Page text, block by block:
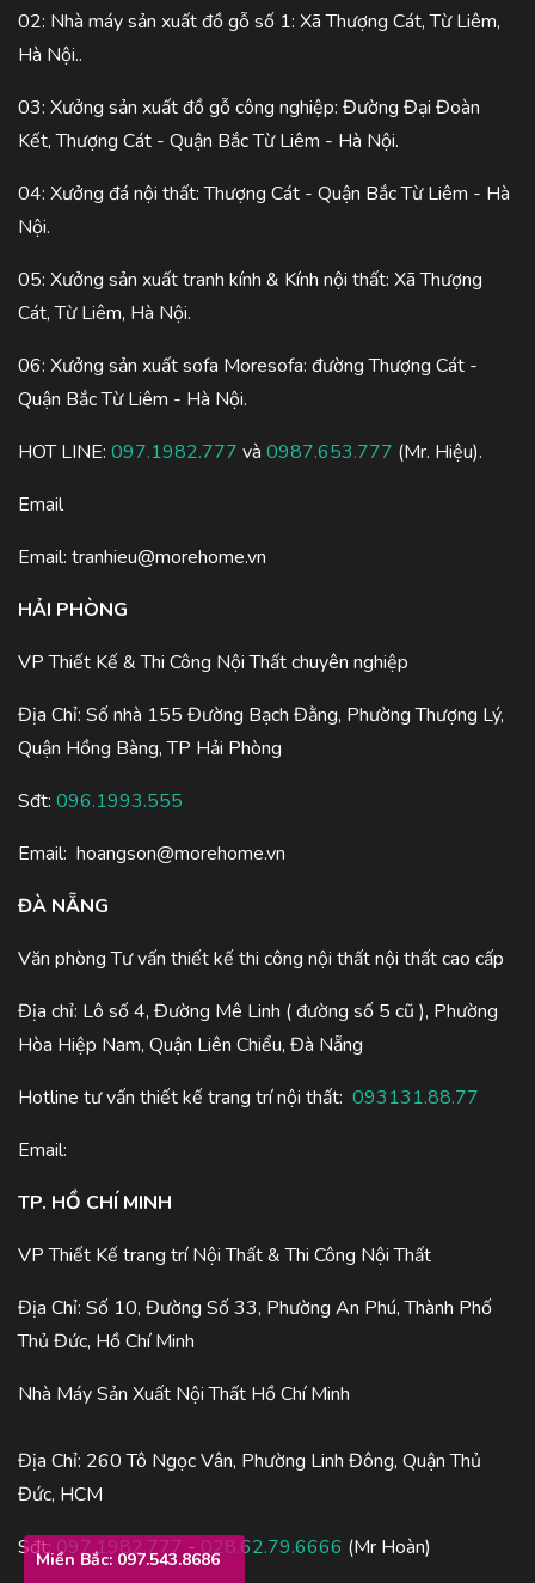
Miền Bắc: 097.543.8686
02: Nhà máy sản xuất đồ gỗ số 1: Xã Thượng Cát, Từ Liêm,
Hà Nội..
03: Xưởng sản xuất đồ gỗ công nghiệp: Đường Đại Đoàn
Kết, Thượng Cát - Quận Bắc Từ Liêm - Hà Nội.
04: Xưởng đá nội thất: Thượng Cát - Quận Bắc Từ Liêm - Hà
Nội.
05: Xưởng sản xuất tranh kính & Kính nội thất: Xã Thượng
Cát, Từ Liêm, Hà Nội.
06: Xưởng sản xuất sofa Moresofa: đường Thượng Cát -
Quận Bắc Từ Liêm - Hà Nội.
HOT LINE: 097.1982.777 và 0987.653.777 (Mr. Hiệu).
Email
Email: tranhieu@morehome.vn
HẢI PHÒNG
VP Thiết Kế & Thi Công Nội Thất chuyên nghiệp
Địa Chỉ: Số nhà 155 Đường Bạch Đằng, Phường Thượng Lý,
Quận Hồng Bàng, TP Hải Phòng
Sđt: 096.1993.555
Email: hoangson@morehome.vn
ĐÀ NẴNG
Văn phòng Tư vấn thiết kế thi công nội thất nội thất cao cấp
Địa chỉ: Lô số 4, Đường Mê Linh ( đường số 5 cũ ), Phường
Hòa Hiệp Nam, Quận Liên Chiểu, Đà Nẵng
Hotline tư vấn thiết kế trang trí nội thất: 093131.88.77
Email:
TP. HỒ CHÍ MINH
VP Thiết Kế trang trí Nội Thất & Thi Công Nội Thất
Địa Chỉ: Số 10, Đường Số 33, Phường An Phú, Thành Phố
Thủ Đức, Hồ Chí Minh
Nhà Máy Sản Xuất Nội Thất Hồ Chí Minh
Địa Chỉ: 260 Tô Ngọc Vân, Phường Linh Đông, Quận Thủ
Đức, HCM
Sđt:097.1982.777-028.62.79.6666 (Mr Hoàn)